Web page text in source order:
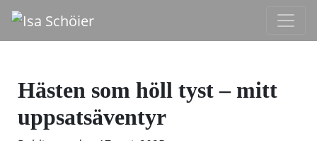
Hästen som höll tyst – mitt
uppsatsäventyr